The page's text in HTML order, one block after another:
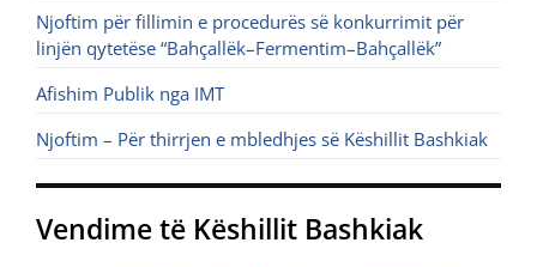
Njoftim për fillimin e procedurës së konkurrimit për
linjën qytetëse “Bahçallëk–Fermentim–Bahçallëk”
Afishim Publik nga IMT
Njoftim – Për thirrjen e mbledhjes së Këshillit Bashkiak
Vendime të Këshillit Bashkiak